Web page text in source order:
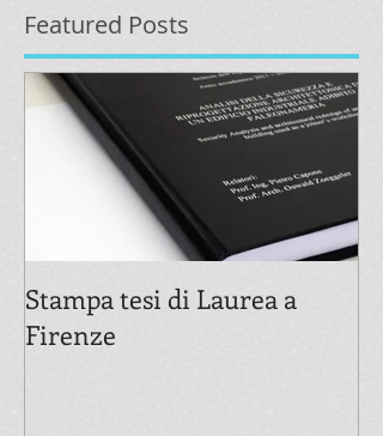
Featured Posts
Stampa tesi di Laurea a
Firenze